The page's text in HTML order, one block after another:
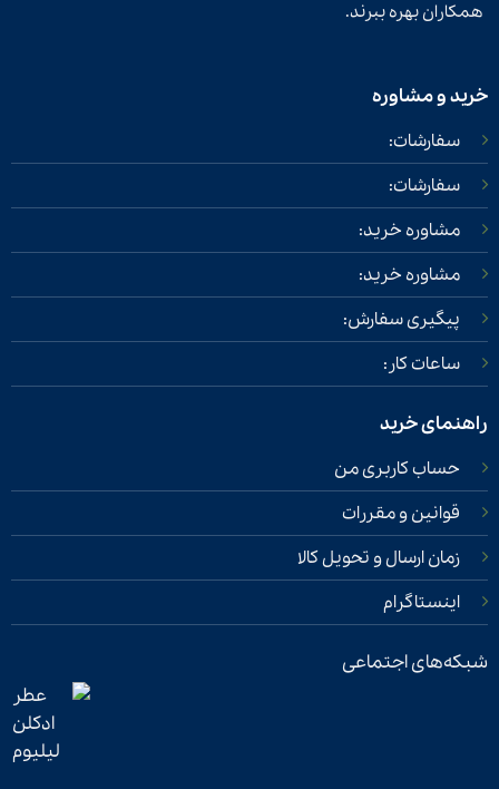
همکاران بهره ببرند.
خرید و مشاوره
سفارشات:
سفارشات:
مشاوره خرید:
مشاوره خرید:
پیگیری سفارش:
ساعات کار:
راهنمای خرید
حساب کاربری من
قوانین و مقررات
زمان ارسال و تحویل کالا
اینستاگرام
شبکه‌های اجتماعی